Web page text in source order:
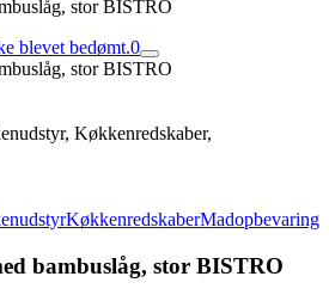
stor BISTRO
blevet bedømt.0
stor BISTRO
Køkkenredskaber,
KøkkenredskaberMadopbevaring
bambuslåg, stor BISTRO